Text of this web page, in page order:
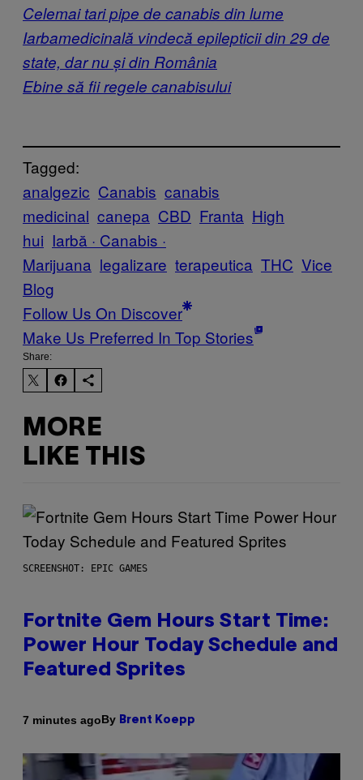
Celemai tari pipe de canabis din lume
Iarbamedicinală vindecă epilepticii din 29 de
state, dar nu și din România
Ebine să fii regele canabisului
Tagged:
analgezic Canabis canabis
medicinal canepa CBD Franta High
hui Iarbă · Canabis ·
Marijuana legalizare terapeutica THC Vice
Blog
Follow Us On Discover
Make Us Preferred In Top Stories
Share:
MORE
LIKE THIS
SCREENSHOT: EPIC GAMES
Fortnite Gem Hours Start Time:
Power Hour Today Schedule and
Featured Sprites
7 minutes agoBy Brent Koepp